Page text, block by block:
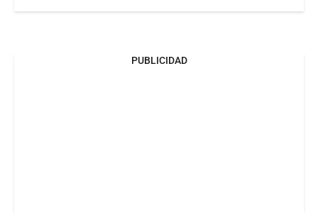
PUBLICIDAD